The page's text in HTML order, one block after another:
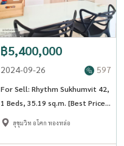
฿5,400,000
2024-09-26 597
For Sell: Rhythm Sukhumvit 42,
1 Beds, 35.19 sq.m. [Best Price
!!]
สุขุมวิท อโศก ทองหล่อ